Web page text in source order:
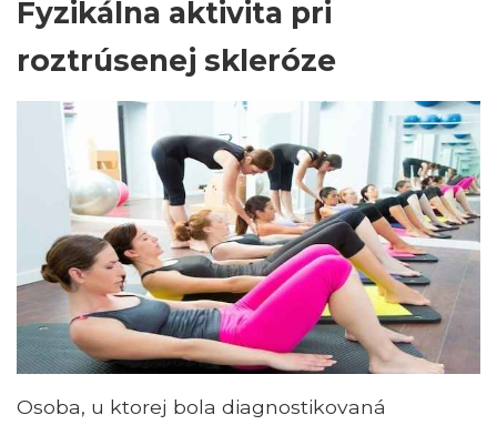
Fyzikálna aktivita pri
roztrúsenej skleróze
Osoba, u ktorej bola diagnostikovaná